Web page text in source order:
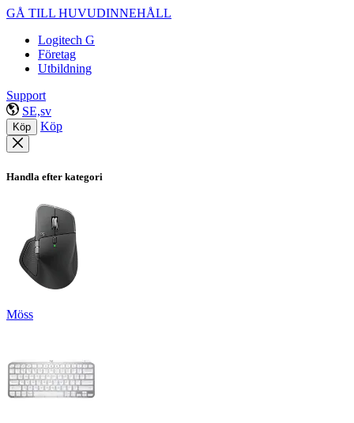
GÅ TILL HUVUDINNEHÅLL
Logitech G
Företag
Utbildning
Support
SE,sv
Köp Köp
Handla efter kategori
Möss